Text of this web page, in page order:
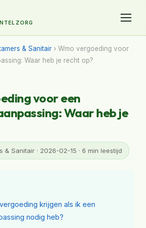
& Sanitair › Wmo vergoeding voor
Waar heb je recht op?
voor een
Waar heb je
& Sanitair · 2026-02-15 · 6 min leestijd
krijgen als ik een
nodig heb?